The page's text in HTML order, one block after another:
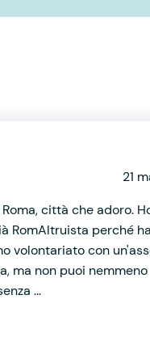
21
città che adoro.
RomAltruista perché
volontariato con
ma non puoi nemmeno
...